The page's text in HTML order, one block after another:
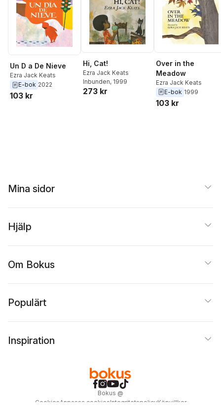
Un D a De Nieve
Ezra Jack Keats
E-bok 2022
103 kr
Hi, Cat!
Ezra Jack Keats
Inbunden, 1999
273 kr
Over in the
Meadow
Ezra Jack Keats
E-bok 1999
103 kr
Mina sidor
Hjälp
Om Bokus
Populärt
Inspiration
Bokus @
Cookies Anpassa cookiesIntegritetspolicyKöpvillkor